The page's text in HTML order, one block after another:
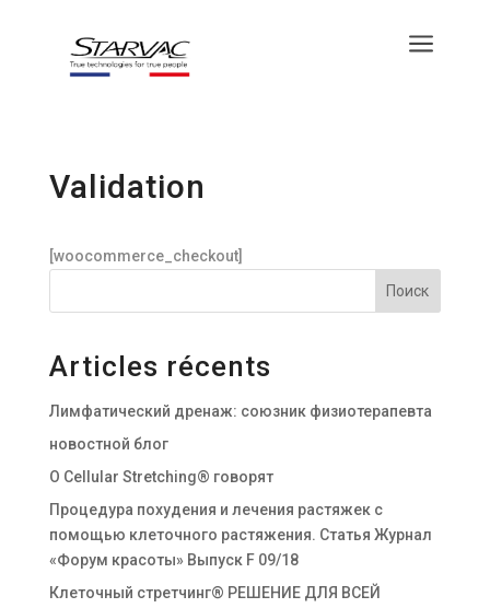
a
Validation
[woocommerce_checkout]
Поиск
Articles récents
Лимфатический дренаж: союзник физиотерапевта
новостной блог
О Cellular Stretching® говорят
Процедура похудения и лечения растяжек с
помощью клеточного растяжения. Статья Журнал
«Форум красоты» Выпуск F 09/18
Клеточный стретчинг® РЕШЕНИЕ ДЛЯ ВСЕЙ